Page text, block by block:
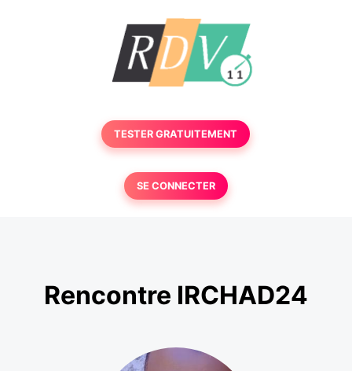
TESTER GRATUITEMENT
SE CONNECTER
Rencontre IRCHAD24